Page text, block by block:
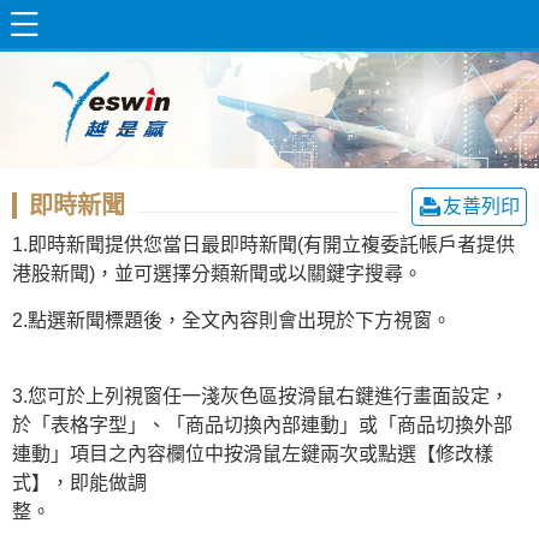
友善列印
即時新聞
1.即時新聞提供您當日最即時新聞(有開立複委託帳戶者提供
港股新聞)，並可選擇分類新聞或以關鍵字搜尋。
2.點選新聞標題後，全文內容則會出現於下方視窗。
3.您可於上列視窗任一淺灰色區按滑鼠右鍵進行畫面設定，
於「表格字型」、「商品切換內部連動」或「商品切換外部
連動」項目之內容欄位中按滑鼠左鍵兩次或點選【修改樣
式】，即能做調
整。